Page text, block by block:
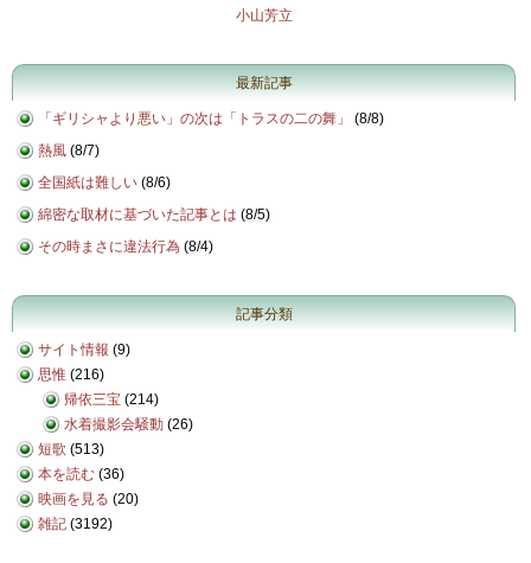
小山芳立
最新記事
「ギリシャより悪い」の次は「トラスの二の舞」 (8/8)
熱風 (8/7)
全国紙は難しい (8/6)
綿密な取材に基づいた記事とは (8/5)
その時まさに違法行為 (8/4)
記事分類
サイト情報 (9)
思惟 (216)
帰依三宝 (214)
水着撮影会騒動 (26)
短歌 (513)
本を読む (36)
映画を見る (20)
雑記 (3192)